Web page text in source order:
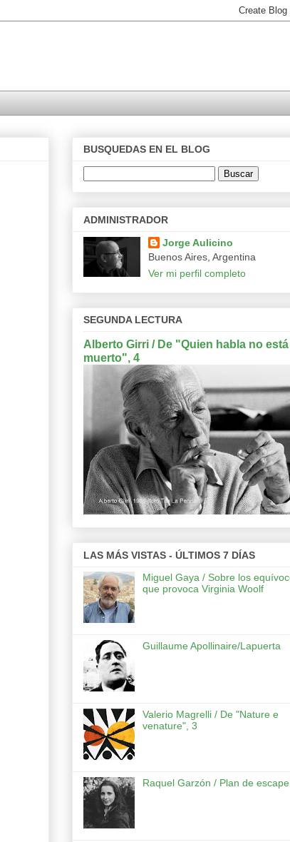
BUSQUEDAS EN EL BLOG
ADMINISTRADOR
Jorge Aulicino
Buenos Aires, Argentina
Ver mi perfil completo
SEGUNDA LECTURA
Alberto Girri / De "Quien habla no está
muerto", 4
LAS MÁS VISTAS - ÚLTIMOS 7 DÍAS
Miguel Gaya / Sobre los
que provoca Virginia Woolf
Guillaume Apollinaire/Lapuerta
Valerio Magrelli / De "Nature e
venature", 3
Raquel Garzón / Plan de escape